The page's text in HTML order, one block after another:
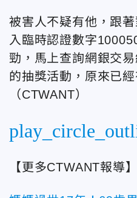
被害人不疑有他，跟
入臨時認證數字
勁，馬上查詢網銀交
的抽獎活動，原來已
（CTWANT）
【更多CTWANT報導】